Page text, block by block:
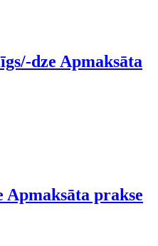
dze Apmaksāta
Apmaksāta prakse